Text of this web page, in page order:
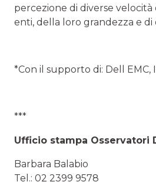
percezione di diverse
enti, della loro grandezza e
*Con il supporto di: Dell EMC,
***
Ufficio stampa Osservatori
Barbara Balabio
Tel.: 02 2399 9578